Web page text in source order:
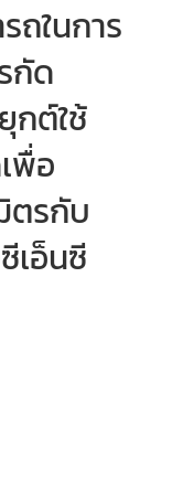
ถในการ
กัด
กต์ใช้
พื่อ
ตรกับ
เอ็นซี